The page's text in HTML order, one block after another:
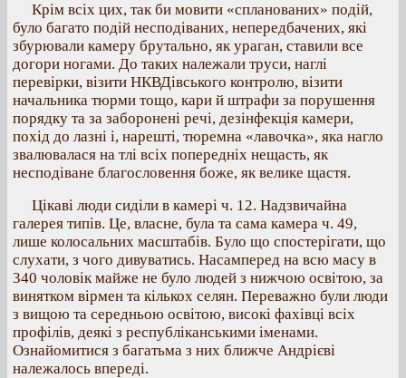
Крім всіх цих, так би мовити «спланованих» подій,
було багато подій несподіваних, непередбачених, які
збурювали камеру брутально, як ураган, ставили все
догори ногами. До таких належали труси, наглі
перевірки, візити НКВДівського контролю, візити
начальника тюрми тощо, кари й штрафи за порушення
порядку та за заборонені речі, дезінфекція камери,
похід до лазні і, нарешті, тюремна «лавочка», яка нагло
звалювалася на тлі всіх попередніх нещасть, як
несподіване благословення боже, як велике щастя.
Цікаві люди сиділи в камері ч. 12. Надзвичайна
галерея типів. Це, власне, була та сама камера ч. 49,
лише колосальних масштабів. Було що спостерігати, що
слухати, з чого дивуватись. Насамперед на всю масу в
340 чоловік майже не було людей з нижчою освітою, за
винятком вірмен та кількох селян. Переважно були люди
з вищою та середньою освітою, високі фахівці всіх
профілів, деякі з республіканськими іменами.
Ознайомитися з багатьма з них ближче Андрієві
належалось впереді.